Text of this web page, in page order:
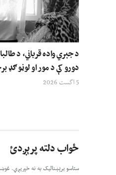
د جبري واده قرباني، د
دورو کې د مور او لوڼو ګډ
5 اگست 2026
ځواب دلته پرېږدئ
ستاسو برېښناليک به نه خپريږي.